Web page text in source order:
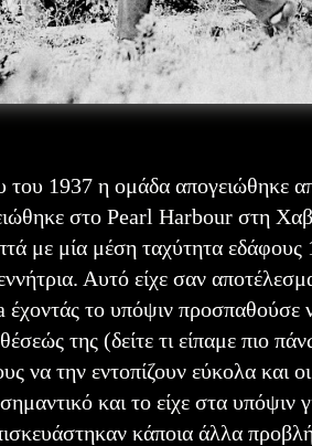
του 1937 η ομάδα απογειώθηκε
στο Pearl Harbour στη
με μία μέση ταχύτητα
Αυτό είχε σαν
το υπόψιν προσπαθούσε
της (δείτε τι είπαμε πιο
να την εντοπίζουν εύκολα και
και το είχε στα
κάποια άλλα